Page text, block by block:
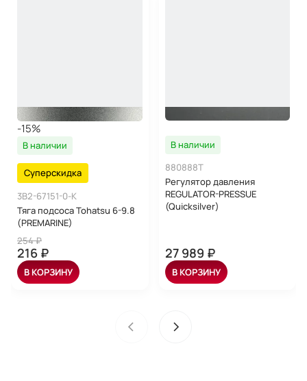
-15%
В наличии
Суперскидка
3B2-67151-0-K
Тяга подсоса Tohatsu 6-9.8
(PREMARINE)
254 ₽
216 ₽
В КОРЗИНУ
В наличии
880888T
Регулятор давления
REGULATOR-PRESSUE
(Quicksilver)
27 989 ₽
В КОРЗИНУ